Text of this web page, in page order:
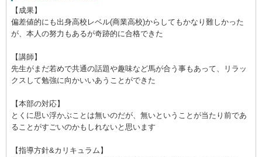
【成果】
偏差値的にも出身高校レベル(商業高校)からしてもかなり難しかった
が、本人の努力もあるが奇跡的に合格できた
【講師】
先生がまだ若めで共通の話題や趣味など馬が合う事もあって、リラッ
クスして勉強に向かいいあうことができた
【本部の対応】
とくに思い浮かぶことは無いのだが、無いということが当たり前であ
ることがすごいのかもしれないと思います
【指導方針&カリキュラム】